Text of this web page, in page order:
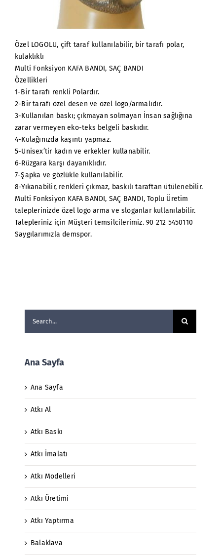
Özel LOGOLU, çift taraf kullanılabilir, bir tarafı polar,
kulaklıklı
Multi Fonksiyon KAFA BANDI, SAÇ BANDI
Özellikleri
1-Bir tarafı renkli Polardır.
2-Bir tarafı özel desen ve özel logo/armalıdır.
3-Kullanılan baskı; çıkmayan solmayan İnsan sağlığına
zarar vermeyen eko-teks belgeli baskıdır.
4-Kulağınızda kaşıntı yapmaz.
5-Unisex’tir kadın ve erkekler kullanabilir.
6-Rüzgara karşı dayanıklıdır.
7-Şapka ve gözlükle kullanılabilir.
8-Yıkanabilir, renkleri çıkmaz, baskılı taraftan ütülenebilir.
Multi Fonksiyon KAFA BANDI, SAÇ BANDI, Toplu Üretim
taleplerinizde özel logo arma ve sloganlar kullanılabilir.
Talepleriniz için Müşteri temsilcilerimiz. 90 212 5450110
Saygılarımızla demspor.
Ana Sayfa
Ana Sayfa
Atkı Al
Atkı Baskı
Atkı İmalatı
Atkı Modelleri
Atkı Üretimi
Atkı Yaptırma
Balaklava